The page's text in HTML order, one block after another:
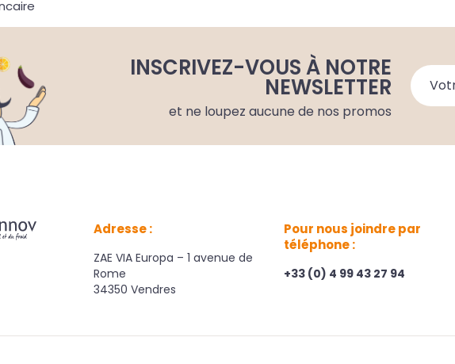
INSCRIVEZ-VOUS À NOTRE
NEWSLETTER
et ne loupez aucune de nos promos
Adresse :
ZAE VIA Europa – 1 avenue de
Rome
34350 Vendres
Pour nous joindre par
téléphone :
+33 (0) 4 99 43 27 94